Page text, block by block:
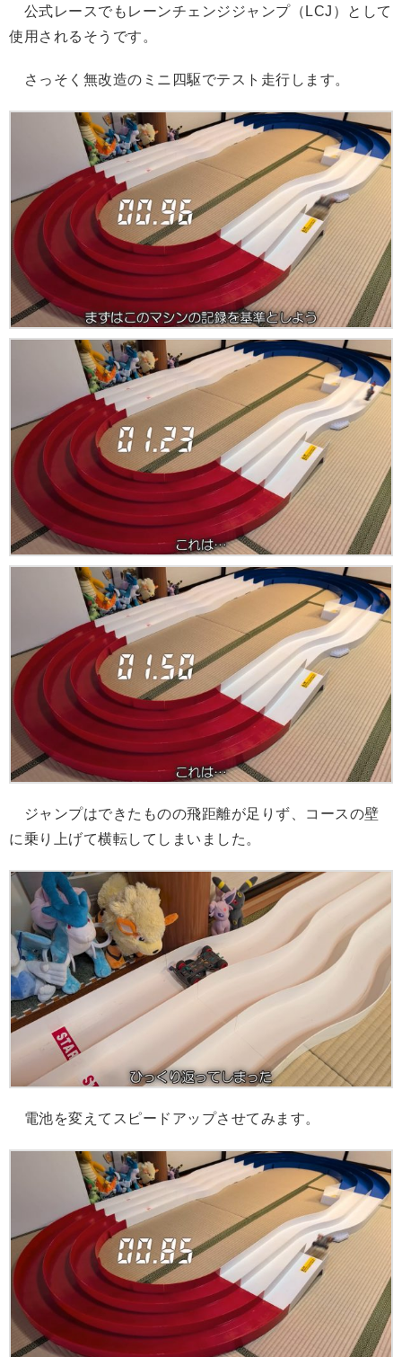
公式レースでもレーンチェンジジャンプ（LCJ）として
使用されるそうです。
さっそく無改造のミニ四駆でテスト走行します。
ジャンプはできたものの飛距離が足りず、コースの壁
に乗り上げて横転してしまいました。
電池を変えてスピードアップさせてみます。